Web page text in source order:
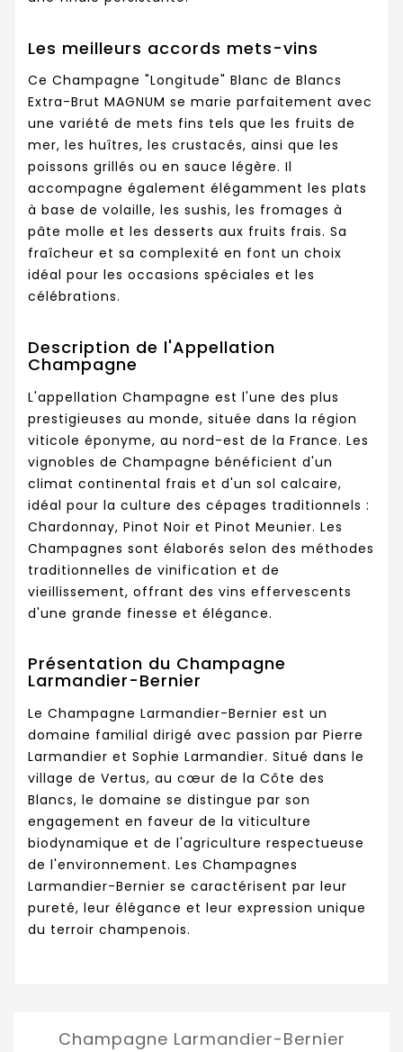
Les meilleurs accords mets-vins
Ce Champagne "Longitude" Blanc de Blancs
Extra-Brut MAGNUM se marie parfaitement avec
une variété de mets fins tels que les fruits de
mer, les huîtres, les crustacés, ainsi que les
poissons grillés ou en sauce légère. Il
accompagne également élégamment les plats
à base de volaille, les sushis, les fromages à
pâte molle et les desserts aux fruits frais. Sa
fraîcheur et sa complexité en font un choix
idéal pour les occasions spéciales et les
célébrations.
Description de l'Appellation
Champagne
L'appellation Champagne est l'une des plus
prestigieuses au monde, située dans la région
viticole éponyme, au nord-est de la France. Les
vignobles de Champagne bénéficient d'un
climat continental frais et d'un sol calcaire,
idéal pour la culture des cépages traditionnels :
Chardonnay, Pinot Noir et Pinot Meunier. Les
Champagnes sont élaborés selon des méthodes
traditionnelles de vinification et de
vieillissement, offrant des vins effervescents
d'une grande finesse et élégance.
Présentation du Champagne
Larmandier-Bernier
Le Champagne Larmandier-Bernier est un
domaine familial dirigé avec passion par Pierre
Larmandier et Sophie Larmandier. Situé dans le
village de Vertus, au cœur de la Côte des
Blancs, le domaine se distingue par son
engagement en faveur de la viticulture
biodynamique et de l'agriculture respectueuse
de l'environnement. Les Champagnes
Larmandier-Bernier se caractérisent par leur
pureté, leur élégance et leur expression unique
du terroir champenois.
Champagne Larmandier-Bernier